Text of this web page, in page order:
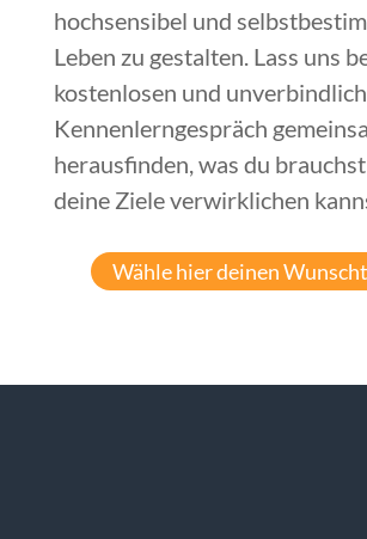
hochsensibel und
Leben zu gestalten. Lass uns
kostenlosen und
Kennenlerngespräch
herausfinden, was du
deine Ziele verwirklichen
Wähle hier deinen